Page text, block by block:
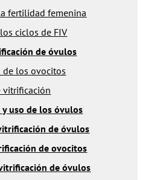
fertilidad femenina
ciclos de FIV
de óvulos
de los ovocitos
vitrificación
uso de los óvulos
de óvulos
de ovocitos
de óvulos